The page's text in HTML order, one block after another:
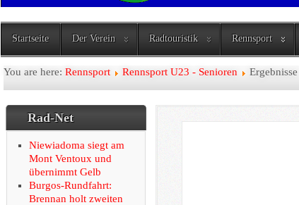
Startseite Der Verein Radtouristik Rennsport
You are here: Rennsport Rennsport U23 - Senioren Ergebnisse
Rad-Net
Niewiadoma siegt am
Mont Ventoux und
übernimmt Gelb
Burgos-Rundfahrt:
Brennan holt zweiten